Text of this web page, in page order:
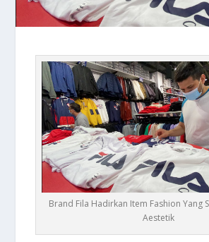
Brand Fila Hadirkan Item Fashion Yang
Aestetik